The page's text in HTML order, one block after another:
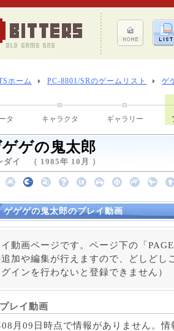
ホーム PC-8801/SRのゲームリスト ゲ
タ キャラクタ ギャラリー
ゲの鬼太郎
ダイ （ 1985年 10月 ）
ゲゲゲの鬼太郎のプレイ動画
動画ページです。ページ下の「
加や編集が行えますので、どしどし
グインを行わないと登録できません）
レイ動画
月09日時点で情報がありません。